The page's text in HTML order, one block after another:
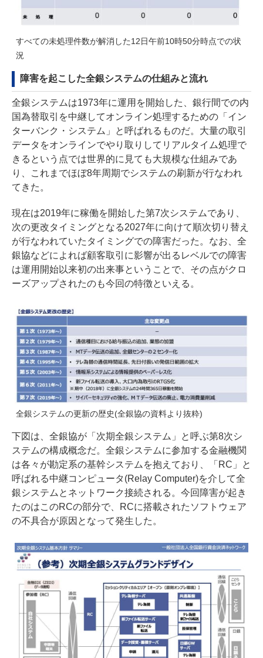
すべての未処理件数が解消した12日午前10時50分時点での状
況
障害を起こした全銀システムの仕組みと流れ
全銀システムは1973年に運用を開始した、銀行間での内
国為替取引を中継してオンライン処理するための「イン
ターバンク・システム」と呼ばれるものだ。大量の取引
データをオンラインでやり取りしてリアルタイム処理で
きるという点では世界的に見ても大規模な仕組みであ
り、これまでほぼ8年周期でシステムの刷新が行なわれ
てきた。
現在は2019年に稼働を開始した第7次システムであり、
次の更改タイミングとなる2027年に向けて順次切り替え
が行なわれていたタイミングでの障害だった。なお、全
銀協などによれば顧客取引に影響が出るレベルでの障害
は運用開始以来初の出来事ということで、その点がクロ
ーズアップされたのも今回の特徴といえる。
全銀システムの更新の歴史(全銀協の資料より抜粋)
下図は、全銀協が「次期全銀システム」と呼ぶ第8次シ
ステムの構成概念だ。全銀システムに参加する金融機関
は各々が勘定系の基幹システムを抱えており、「RC」と
呼ばれる中継コンピュータ(Relay Computer)を介して全
銀システムとネットワーク接続される。今回障害が起き
たのはこのRCの部分で、RCに搭載されたソフトウェア
の不具合が原因となって発生した。